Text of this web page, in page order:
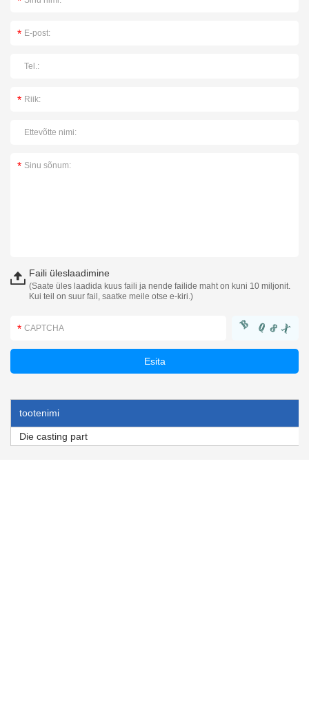
Faili üleslaadimine
(Saate üles laadida kuus faili ja nende failide maht on kuni 10 miljonit.
Kui teil on suur fail, saatke meile otse e-kiri.)
tootenimi
Die casting part